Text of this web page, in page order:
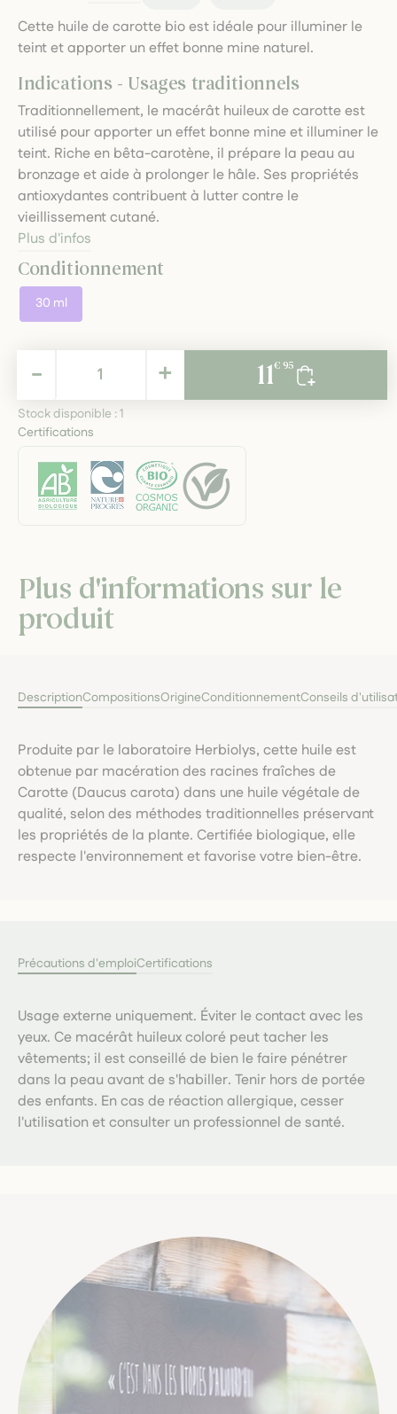
Cette huile de carotte bio est idéale pour illuminer le
teint et apporter un effet bonne mine naturel.
Indications - Usages traditionnels
Traditionnellement, le macérât huileux de carotte est
utilisé pour apporter un effet bonne mine et illuminer le
teint. Riche en bêta-carotène, il prépare la peau au
bronzage et aide à prolonger le hâle. Ses propriétés
antioxydantes contribuent à lutter contre le
vieillissement cutané.
Plus d'infos
Conditionnement
30 ml
11,95 € +
- 11€ 95
Stock disponible :1
Certifications
Plus d'informations sur le
produit
DescriptionCompositionsOrigineConditionnementConseils
Produite par le laboratoire Herbiolys, cette huile est
obtenue par macération des racines fraîches de
Carotte (Daucus carota) dans une huile végétale de
qualité, selon des méthodes traditionnelles préservant
les propriétés de la plante. Certifiée biologique, elle
respecte l'environnement et favorise votre bien-être.
Précautions d'emploiCertifications
Usage externe uniquement. Éviter le contact avec les
yeux. Ce macérât huileux coloré peut tacher les
vêtements; il est conseillé de bien le faire pénétrer
dans la peau avant de s'habiller. Tenir hors de portée
des enfants. En cas de réaction allergique, cesser
l'utilisation et consulter un professionnel de santé.